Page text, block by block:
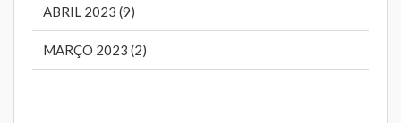
ABRIL 2023 (9)
MARÇO 2023 (2)